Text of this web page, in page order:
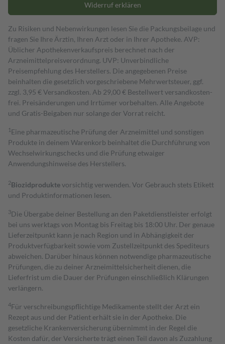
Widerruf erklären
Zu Risiken und Nebenwirkungen lesen Sie die Packungsbeilage und
fragen Sie Ihre Ärztin, Ihren Arzt oder in Ihrer Apotheke. AVP:
Üblicher Apothekenverkaufspreis berechnet nach der
Arzneimittelpreisverordnung. UVP: Unverbindliche
Preisempfehlung des Herstellers. Die angegebenen Preise
beinhalten die gesetzlich vorgeschriebene Mehrwertsteuer, ggf.
zzgl. 3,95 € Versandkosten. Ab 29,00 € Bestell­wert versand­kosten­
frei. Preisänderungen und Irrtümer vorbehalten. Alle Angebote
und Gratis-Beigaben nur solange der Vorrat reicht.
1 Eine pharmazeutische Prüfung der Arzneimittel und sonstigen
Produkte in deinem Warenkorb beinhaltet die Durchführung von
Wechselwirkungschecks und die Prüfung etwaiger
Anwendungshinweise des Herstellers.
2Biozidproduktevorsichtig verwenden. Vor Gebrauch stets Etikett
und Produktinformationen lesen.
3Die Übergabe deiner Bestellung an den Paketdienstleister erfolgt
bei uns werktags von Montag bis Freitag bis 18:00 Uhr. Der genaue
Lieferzeitpunkt kann je nach Region und in Abhängigkeit der
Produktverfügbarkeit sowie vom Zustellzeitpunkt des Spediteurs
abweichen. Darüber hinaus können notwendige pharmazeutische
Prüfungen, die zu deiner Arzneimittelsicherheit dienen, die
Lieferfrist um die Dauer der Prüfungen einschließlich Klärungen
verlängern.
4Für verschreibungspflichtige Medikamente stellt der Arzt ein
Rezept aus und der Patient erhält sie in der Apotheke. Die
gesetzliche Krankenversicherung übernimmt in der Regel die
Kosten dafür, der Versicherte trägt einen Teil davon als Zuzahlung